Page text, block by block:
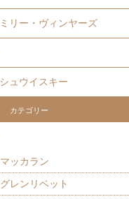
リー・ヴィンヤーズ
ュウイスキー
カテゴリー
ッカラン
レンリベット